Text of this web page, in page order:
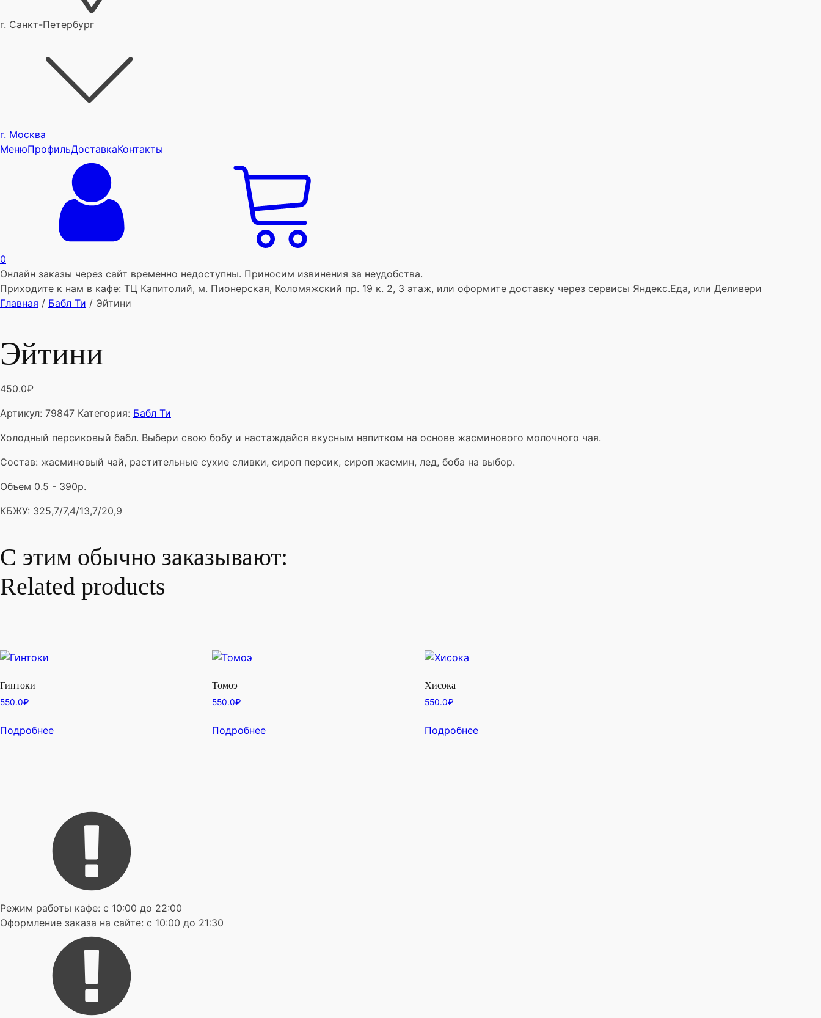
г. Санкт-Петербург
г. Москва
МенюПрофильДоставкаКонтакты
0
Онлайн заказы через сайт временно недоступны. Приносим извинения за неудобства.
Приходите к нам в кафе: ТЦ Капитолий, м. Пионерская, Коломяжский пр. 19 к. 2, 3 этаж, или оформите доставку через сервисы Яндекс.Еда, или Деливери
Главная / Бабл Ти / Эйтини
Эйтини
450.0₽
Артикул: 79847 Категория: Бабл Ти
Холодный персиковый бабл. Выбери свою бобу и настаждайся вкусным напитком на основе жасминового молочного чая.
Состав: жасминовый чай, растительные сухие сливки, сироп персик, сироп жасмин, лед, боба на выбор.
Объем 0.5 - 390р.
КБЖУ: 325,7/7,4/13,7/20,9
С этим обычно заказывают:
Related products
Гинтоки
550.0₽
Подробнее
Томоэ
550.0₽
Подробнее
Хисока
550.0₽
Подробнее
Режим работы кафе: с 10:00 до 22:00
Оформление заказа на сайте: с 10:00 до 21:30